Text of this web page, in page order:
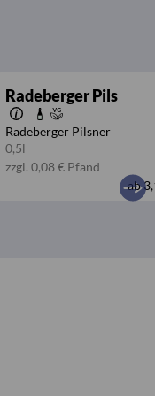
Radeberger Pils
Radeberger Pilsner
0,5l
zzgl. 0,08 € Pfand
ab